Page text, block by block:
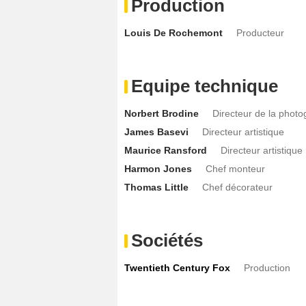
Production
Louis De Rochemont Producteur
Equipe technique
Norbert Brodine
Directeur de la
James Basevi
Directeur artistique
Maurice Ransford
Directeur artistique
Harmon Jones
Chef monteur
Thomas Little
Chef décorateur
Sociétés
Twentieth Century Fox Production